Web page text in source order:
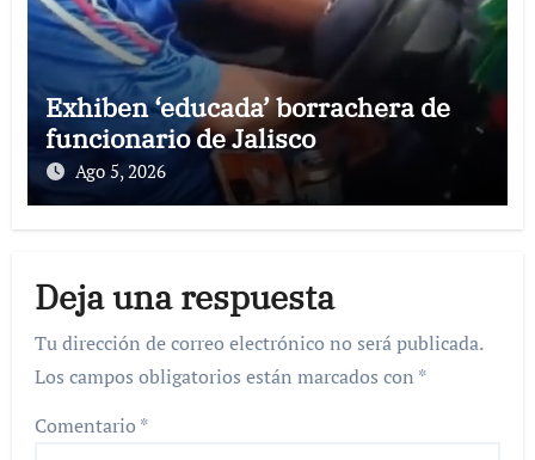
Exhiben ‘educada’ borrachera de
funcionario de Jalisco
Ago 5, 2026
Deja una respuesta
Tu dirección de correo electrónico no será publicada.
Los campos obligatorios están marcados con *
Comentario *